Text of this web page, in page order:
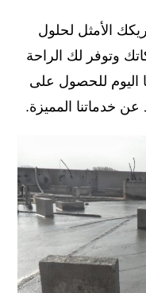
الأمثل لحلول
وتوفر لك الراحة
اليوم للحصول على
خدماتنا المميزة.